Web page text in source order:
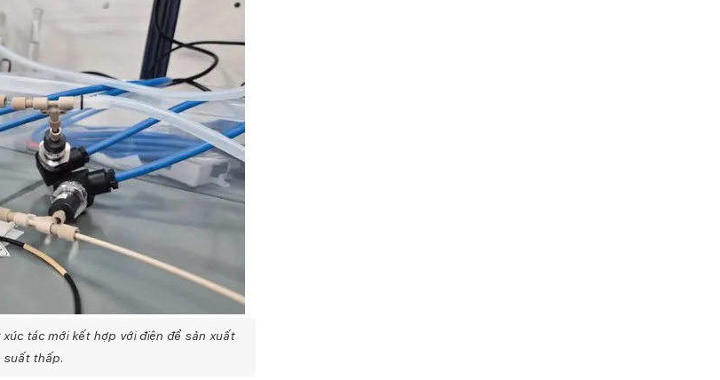
tác mới kết hợp với điện để sản xuất
suất thấp.